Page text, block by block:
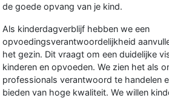
de goede opvang van je kind.
Als kinderdagverblijf hebben we een
opvoedingsverantwoordelijkheid
het gezin. Dit vraagt om een duidelijke
kinderen en opvoeden. We zien het als
professionals verantwoord te handelen
bieden van hoge kwaliteit. We willen